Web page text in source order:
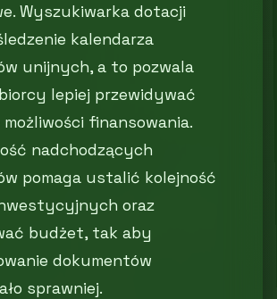
Wyszukiwarka dotacji
kalendarza
unijnych, a to pozwala
lepiej przewidywać
możliwości finansowania.
nadchodzących
pomaga ustalić kolejność
oraz
budżet, tak aby
dokumentów
sprawniej.